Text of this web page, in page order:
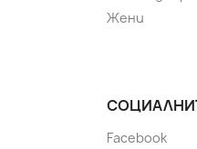
Жени
Facebook